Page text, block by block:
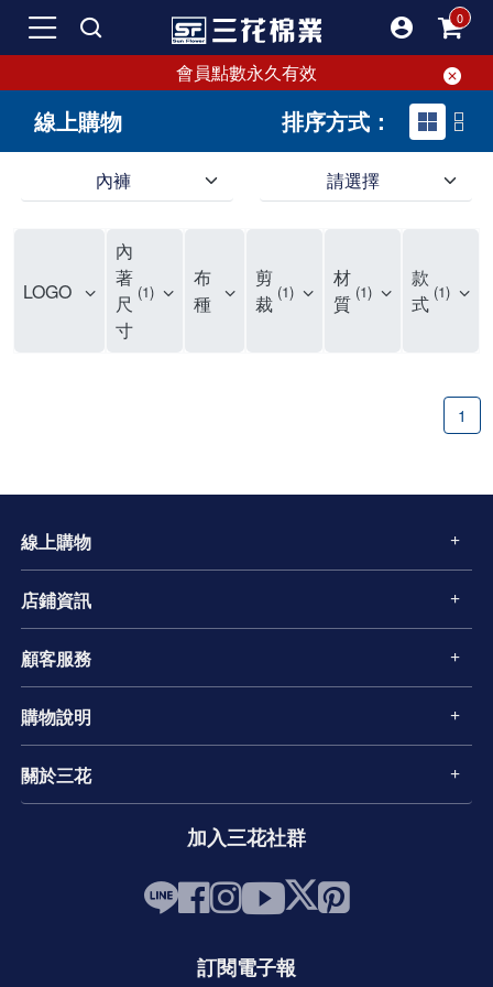
會員點數永久有效
線上購物 排序方式：
內褲 請選擇
LOGO
內
著
尺
寸
1
布
種
剪
裁 1
材
質 1
款
式 1
1
線上購物
店鋪資訊
顧客服務
購物說明
關於三花
加入三花社群
訂閱電子報